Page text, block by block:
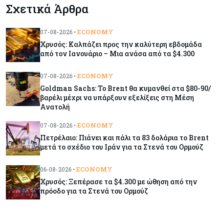
Οι πυρκαγιές κατακαίνε την Ευρώπη, αλλά οι
ζημιές δεν είναι ασφαλισμένες
Κόσμος 08-08-2026
Γιατί οι κεντρικές τράπεζες αφήνουν τις αγορές
Κόσμος 08-08-2026
Ποιες χώρες έχουν τα περισσότερα ρομπότ
Κόσμος 08-08-2026
και οι προκλήσεις
Σχετικά Άρθρα
07-08-2026 • ECONOMY
Χρυσός: Καλπάζει προς την καλύτερη εβδομάδα
από τον Ιανουάριο – Μια ανάσα από τα $4.300
07-08-2026 • ECONOMY
Goldman Sachs: Το Brent θα κυμανθεί στα $80-90/
βαρέλι μέχρι να υπάρξουν εξελίξεις στη Μέση
Ανατολή
07-08-2026 • ECONOMY
Πετρέλαιο: Πιάνει και πάλι τα 83 δολάρια το Brent
μετά το σχέδιο του Ιράν για τα Στενά του Ορμούζ
06-08-2026 • ECONOMY
Χρυσός: Ξεπέρασε τα $4.300 με ώθηση από την
πρόοδο για τα Στενά του Ορμούζ